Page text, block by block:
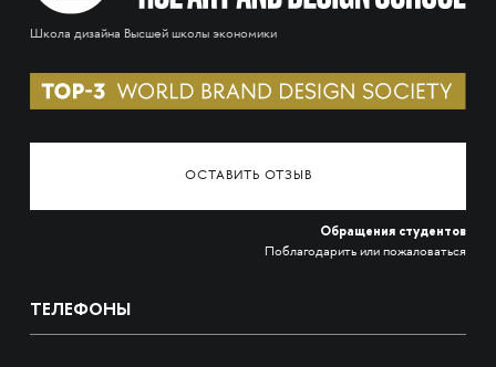
Школа дизайна Высшей школы экономики
ОСТАВИТЬ ОТЗЫВ
Обращения студентов
Поблагодарить или пожаловаться
ТЕЛЕФОНЫ